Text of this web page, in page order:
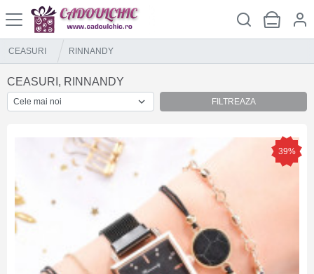
CEASURI RINNANDY
CEASURI, RINNANDY
FILTREAZA
39%